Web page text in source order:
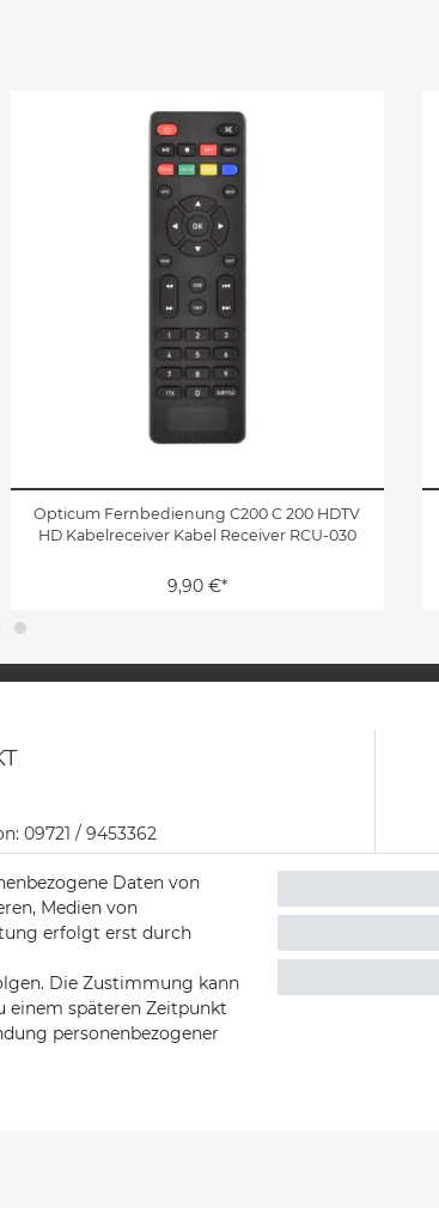
Opticum Fernbedienung C200 C 200 HDTV
HD Kabelreceiver Kabel Receiver RCU-030
9,90 €*
09721 / 9453362
info@satshopping.de
4
Schweinfurt
Daten von
Medien von
erfolgt erst durch
Die Zustimmung kann
einem späteren Zeitpunkt
personenbezogener